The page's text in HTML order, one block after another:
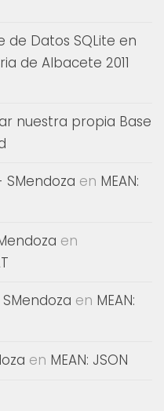
de Datos SQLite en
de Albacete 2011
nuestra propia Base
SMendoza en MEAN:
en
SMendoza en MEAN:
en MEAN: JSON